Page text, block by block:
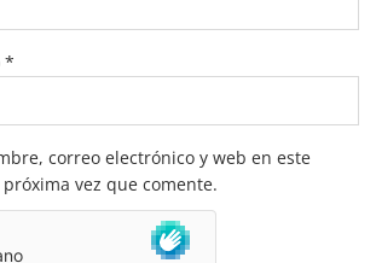
*
correo electrónico y web en este
vez que comente.